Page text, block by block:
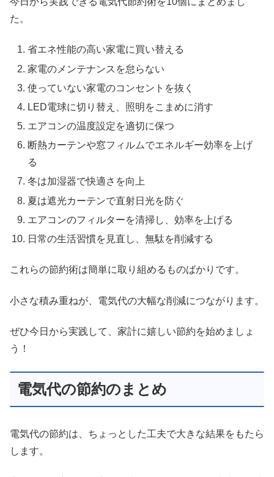
た。
省エネ性能の高い家電に買い替える
家電のメンテナンスを怠らない
使っていない家電のコンセントを抜く
LED電球に切り替え、照明をこまめに消す
エアコンの温度設定を適切に保つ
断熱カーテンや窓フィルムでエネルギー効率を上げ
る
冬は加湿器で快適さを向上
夏は遮光カーテンで直射日光を防ぐ
エアコンのフィルターを清掃し、効率を上げる
日常の生活習慣を見直し、無駄を削減する
これらの節約術は簡単に取り組めるものばかりです。
小さな積み重ねが、電気代の大幅な削減につながります。
ぜひ今日から実践して、家計に嬉しい節約を始めましょ
う！
電気代の節約のまとめ
電気代の節約は、ちょっとした工夫で大きな結果をもたら
します。